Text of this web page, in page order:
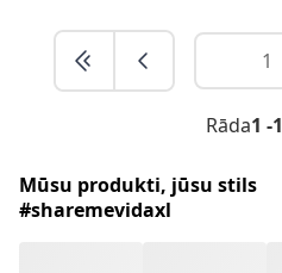
Rāda1 -1
Mūsu produkti, jūsu stils
#sharemevidaxl